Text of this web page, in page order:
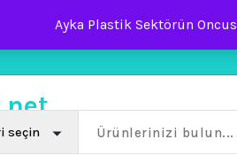
Ayka Plastik Sektörün